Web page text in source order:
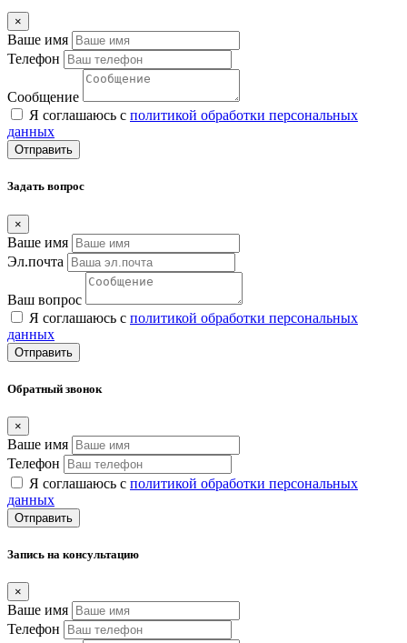
×
Ваше имя
Телефон
Сообщение
Я соглашаюсь с политикой обработки персональных
данных
Отправить
Задать вопрос
×
Ваше имя
Эл.почта
Ваш вопрос
Я соглашаюсь с политикой обработки персональных
данных
Отправить
Обратный звонок
×
Ваше имя
Телефон
Я соглашаюсь с политикой обработки персональных
данных
Отправить
Запись на консультацию
×
Ваше имя
Телефон